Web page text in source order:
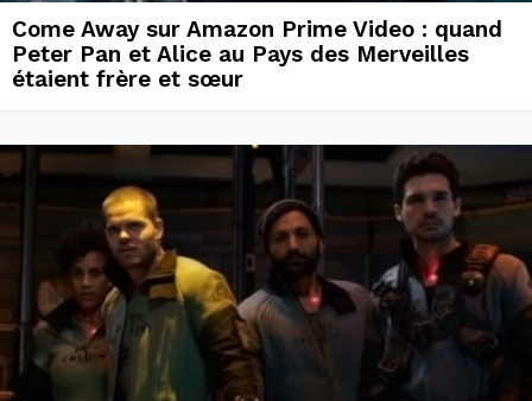
Come Away sur Amazon Prime Video : quand
Peter Pan et Alice au Pays des Merveilles
étaient frère et sœur